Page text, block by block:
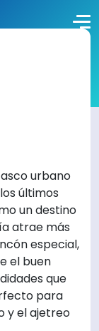
urbano
últimos
un destino
atrae más
especial,
el buen
que
para
y el ajetreo